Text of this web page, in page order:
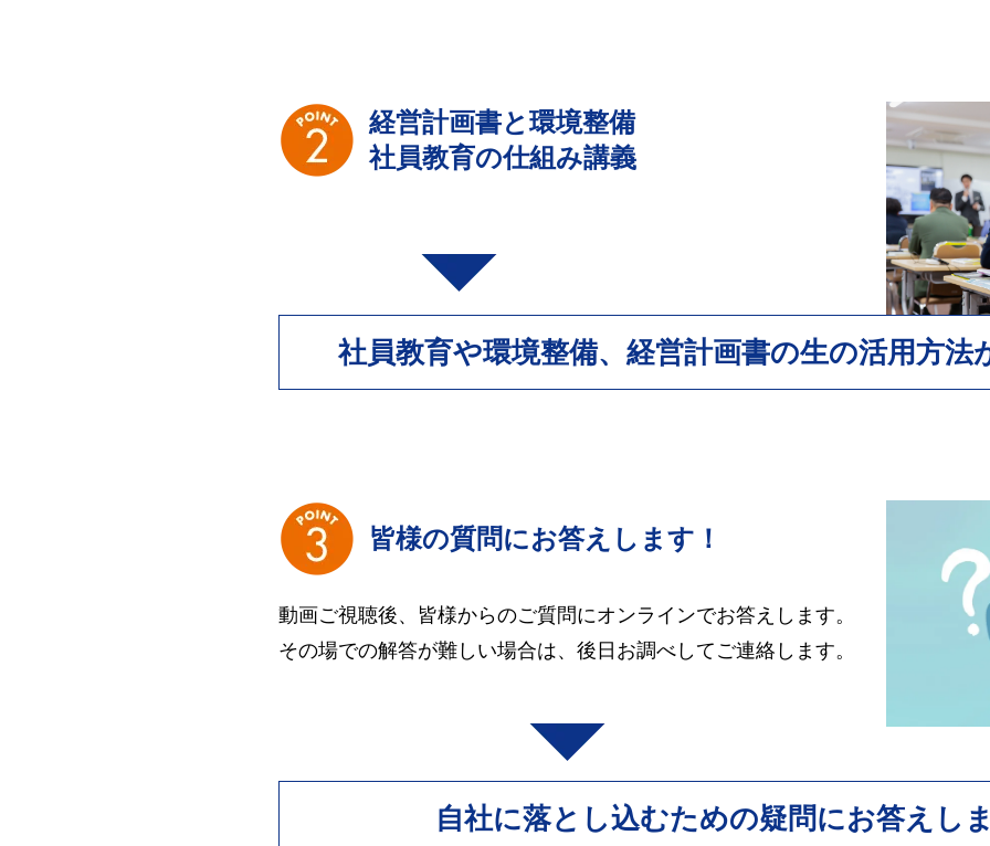
経営計画書と環境整備
社員教育の仕組み講義
社員教育や環境整備、 経営計画書の生の活用方法
皆様の質問にお答えします！
動画ご視聴後、皆様からのご質問にオンラインでお答えします。
その場での解答が難しい場合は、後日お調べしてご連絡します。
自社に落とし込むための疑問にお答えし